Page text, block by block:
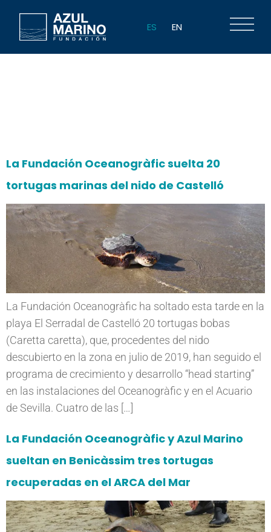
ES EN
La Fundación Oceanogràfic suelta 20
tortugas marinas del nido de Castelló
La Fundación Oceanogràfic ha soltado esta tarde en la
playa El Serradal de Castelló 20 tortugas bobas
(Caretta caretta), que, procedentes del nido
descubierto en la zona en julio de 2019, han seguido el
programa de crecimiento y desarrollo “head starting”
en las instalaciones del Oceanogràfic y en el Acuario
de Sevilla. Cuatro de las […]
La Fundación Oceanogràfic y Azul Marino
sueltan en Benicàssim tres tortugas
recuperadas en el ARCA del Mar